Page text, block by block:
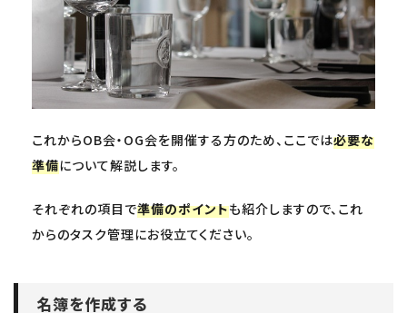
これからOB会・OG会を開催する方のため、ここでは必要な
準備について解説します。
それぞれの項目で準備のポイントも紹介しますので、これ
からのタスク管理にお役立てください。
名簿を作成する